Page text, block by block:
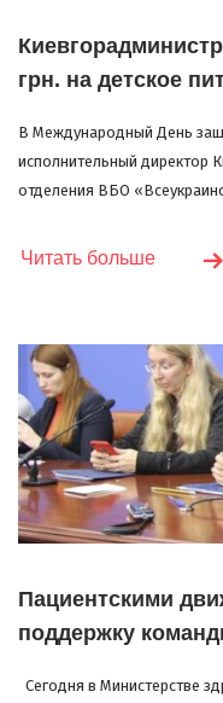
грн. на детское
В Международный День
исполнительный директор
отделения ВБО
Читать больше
Пациентскими
поддержку
Сегодня в Министерстве